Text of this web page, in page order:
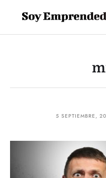
5 SEPTIEMBRE,